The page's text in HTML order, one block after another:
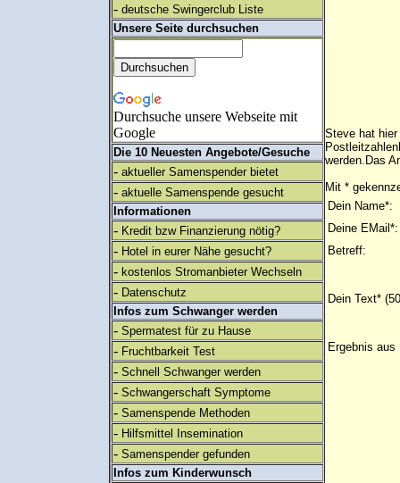
- deutsche Swingerclub Liste
Unsere Seite durchsuchen
Durchsuche unsere Webseite mit
Google
Die 10 Neuesten Angebote/Gesuche
- aktueller Samenspender bietet
- aktuelle Samenspende gesucht
Informationen
- Kredit bzw Finanzierung nötig?
- Hotel in eurer Nähe gesucht?
- kostenlos Stromanbieter Wechseln
- Datenschutz
Infos zum Schwanger werden
- Spermatest für zu Hause
- Fruchtbarkeit Test
- Schnell Schwanger werden
- Schwangerschaft Symptome
- Samenspende Methoden
- Hilfsmittel Insemination
- Samenspender gefunden
Infos zum Kinderwunsch
Steve hat hier
werden.Das
Mit *
Dein Name*:
Deine EMail*:
Betreff:
Dein Text*
Ergebnis aus